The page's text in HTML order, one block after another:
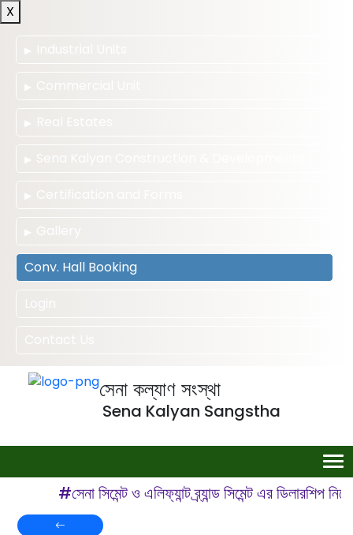
X
Conv. Hall Booking
Contact Us
সেনা কল্যাণ সংস্থা
Sena Kalyan Sangstha
#সেনা সিমেন্ট ও এলিফ্যান্ট ব্র্যান্ড সিমেন্ট এর